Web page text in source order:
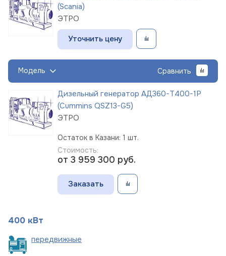
(Scania)
ЭТРО
Уточнить цену
Модель Сравнить
Дизельный генератор АД360-Т400-1Р
(Cummins QSZ13-G5)
ЭТРО
Остаток в Казани: 1 шт.
Стоимость:
от 3 959 300 руб.
Заказать
400 кВт
передвижные